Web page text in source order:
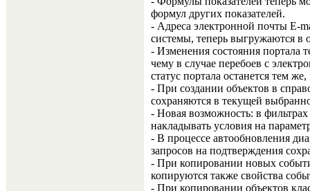
формул других показателей.
- Адреса электронной почты E-
системы, теперь выгружаются в
- Изменения состояния портала
чему в случае перебоев с
статус портала останется тем
- При создании объектов в
сохраняются в текущей
- Новая возможность: в
накладывать условия на
- В процессе автообновления
запросов на подтверждения
- При копировании новых
копируются также свойства
- При копировании объектов